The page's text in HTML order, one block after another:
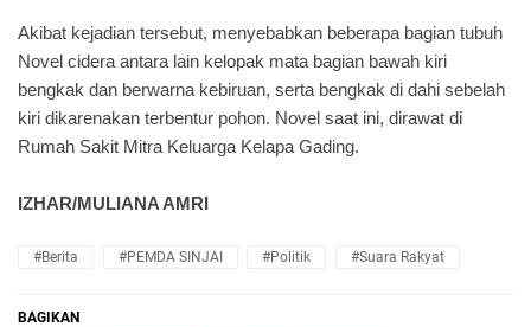
Akibat kejadian tersebut, menyebabkan beberapa bagian tubuh
Novel cidera antara lain kelopak mata bagian bawah kiri
bengkak dan berwarna kebiruan, serta bengkak di dahi sebelah
kiri dikarenakan terbentur pohon. Novel saat ini, dirawat di
Rumah Sakit Mitra Keluarga Kelapa Gading.
IZHAR/MULIANA AMRI
#Berita #PEMDA SINJAI #Politik #Suara Rakyat
BAGIKAN